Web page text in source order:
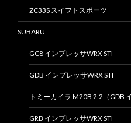
ZC33S スイフトスポーツ
SUBARU
GC8 インプレッサWRX STI
GDB インプレッサWRX STI
トミーカイラ M20B 2.2（GDB
GRB インプレッサWRX STI